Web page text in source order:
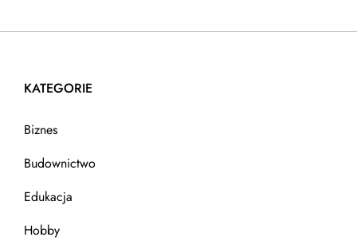
KATEGORIE
Biznes
Budownictwo
Edukacja
Hobby